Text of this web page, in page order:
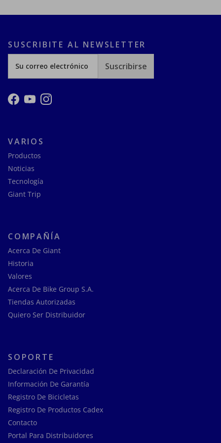
SUSCRIBITE AL NEWSLETTER
Suscribirse
FacebookYouTubeInstagram
VARIOS
Productos
Noticias
Tecnología
Giant Trip
COMPAÑÍA
Acerca De Giant
Historia
Valores
Acerca De Bike Group S.A.
Tiendas Autorizadas
Quiero Ser Distribuidor
SOPORTE
Declaración De Privacidad
Información De Garantía
Registro De Bicicletas
Registro De Productos Cadex
Contacto
Portal Para Distribuidores